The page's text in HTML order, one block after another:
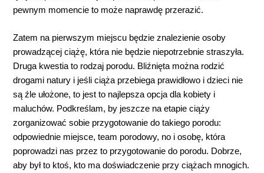
pewnym momencie to może naprawdę przerazić.
Zatem na pierwszym miejscu będzie znalezienie osoby
prowadzącej ciążę, która nie będzie niepotrzebnie straszyła.
Druga kwestia to rodzaj porodu. Bliźnięta można rodzić
drogami natury i jeśli ciąża przebiega prawidłowo i dzieci nie
są źle ułożone, to jest to najlepsza opcja dla kobiety i
maluchów. Podkreślam, by jeszcze na etapie ciąży
zorganizować sobie przygotowanie do takiego porodu:
odpowiednie miejsce, team porodowy, no i osobę, która
poprowadzi nas przez to przygotowanie do porodu. Dobrze,
aby był to ktoś, kto ma doświadczenie przy ciążach mnogich.